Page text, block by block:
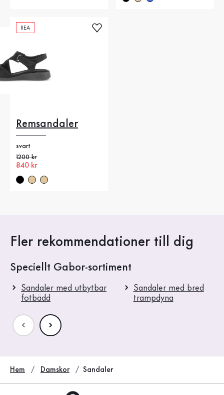
REA
Remsandaler
svart
Gammalt pris
1200 kr
Nytt pris
840 kr
Fler rekommendationer till dig
Speciellt Gabor-sortiment
Sandaler med utbytbar
fotbädd
Sandaler med bred
trampdyna
Hem Damskor Sandaler